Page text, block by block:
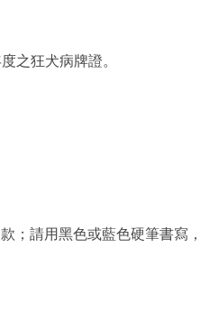
之狂犬病牌證。
；請用黑色或藍色硬筆書寫